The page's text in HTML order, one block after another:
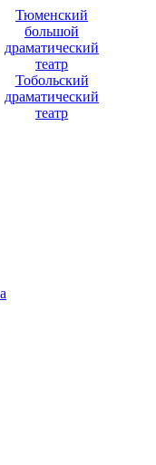
Тюменский
большой
драматический
театр
Тобольский
драматический
театр